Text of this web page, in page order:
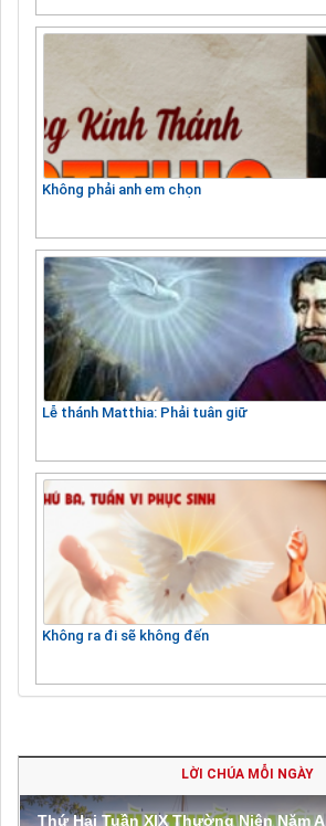
Không phải anh em chọn
Lễ thánh Matthia: Phải tuân giữ
Không ra đi sẽ không đến
LỜI CHÚA MỖI NGÀY
Thứ Hai Tuần XIX Thường Niên Năm A